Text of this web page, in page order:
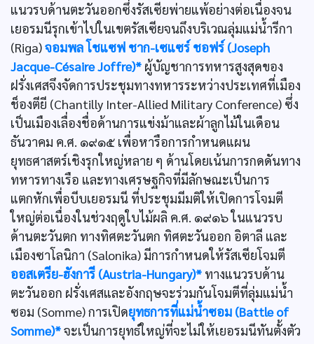
แนวรบด้านตะวันออกซึ่งรัสเซียพ่ายแพ้อย่างต่อเนื่องจน
เยอรมนีรุกเข้าไปในเขตรัสเซียจนถึงบริเวณลุ่มแม่น้ำรีกา
(Riga)จอมพล โชแซฟ ชาก-เซแซร์ ชอฟร์ (Joseph
Jacque-Césaire Joffre)* ผู้บัญชาการทหารสูงสุดของ
ฝรั่งเศสจึงจัดการประชุมทางทหารระหว่างประเทศที่เมือง
ช็องตียี (Chantilly Inter-Allied Military Conference) ซึ่ง
เป็นเมืองเลื่องชื่อด้านการแข่งม้าและผ้าลูกไม้ในเดือน
ธันวาคม ค.ศ. ๑๙๑๕ เพื่อหารือการกำหนดแผน
ยุทธศาสตร์เชิงรุกใหญ่หลาย ๆ ด้านโดยเน้นการกดดันทาง
ทหารทางเรือ และทางเศรษฐกิจที่มีลักษณะเป็นการ
แตกหักเพื่อบีบเยอรมนี ที่ประชุมมีมติให้เปิดการโจมตี
ใหญ่ต่อเนื่องในช่วงฤดูใบไม้ผลิ ค.ศ. ๑๙๑๖ ในแนวรบ
ด้านตะวันตก ทางทิศตะวันตก ทิศตะวันออก อิตาลี และ
เมืองซาโลนิกา (Salonika) มีการกำหนดให้รัสเซียโจมตี
ออสเตรีย-ฮังการี (Austria-Hungary)* ทางแนวรบด้าน
ตะวันออก ฝรั่งเศสและอังกฤษจะร่วมกันโจมตีที่ลุ่มแม่น้ำ
ซอม (Somme) การเปิดยุทธการที่แม่น้ำซอม (Battle of
Somme)*จะเป็นการยุทธ์ใหญ่ที่จะไม่ให้เยอรมนีทันตั้งตัว